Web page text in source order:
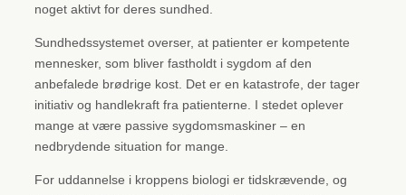
noget aktivt for deres sundhed.
Sundhedssystemet overser, at patienter er kompetente
mennesker, som bliver fastholdt i sygdom af den
anbefalede brødrige kost. Det er en katastrofe, der tager
initiativ og handlekraft fra patienterne. I stedet oplever
mange at være passive sygdomsmaskiner – en
nedbrydende situation for mange.
For uddannelse i kroppens biologi er tidskrævende, og